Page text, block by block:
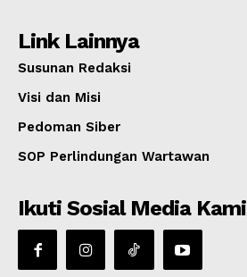
Link Lainnya
Susunan Redaksi
Visi dan Misi
Pedoman Siber
SOP Perlindungan Wartawan
Ikuti Sosial Media Kami